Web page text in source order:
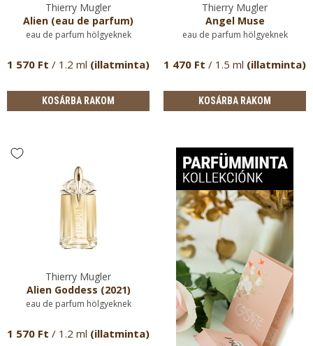
Thierry Mugler
Alien (eau de parfum)
eau de parfum hölgyeknek
1 570 Ft / 1.2 ml (illatminta)
KOSÁRBA RAKOM
Thierry Mugler
Angel Muse
eau de parfum hölgyeknek
1 470 Ft / 1.5 ml (illatminta)
KOSÁRBA RAKOM
Thierry Mugler
Alien Goddess (2021)
eau de parfum hölgyeknek
1 570 Ft / 1.2 ml (illatminta)